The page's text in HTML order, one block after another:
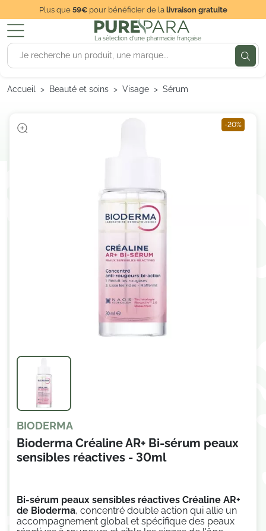
Plus que59€pour bénéficier de lalivraison gratuite
La sélection d'une pharmacie française
Accueil Beauté et soins Visage Sérum
-20%
BIODERMA
Bioderma Créaline AR+ Bi-sérum peaux
sensibles réactives - 30ml
Bi-sérum peaux sensibles réactives Créaline AR+
de Bioderma, concentré double action qui allie un
accompagnement global et spécifique des peaux